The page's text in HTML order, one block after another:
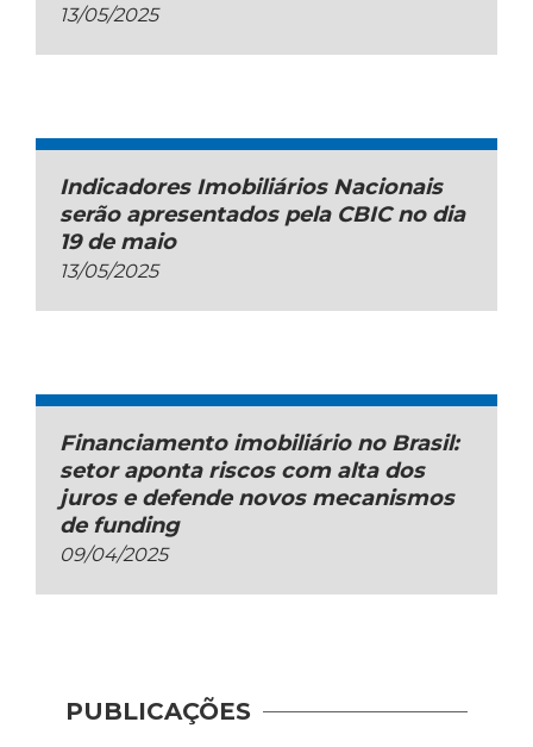
13/05/2025
Indicadores Imobiliários Nacionais
serão apresentados pela CBIC no dia
19 de maio
13/05/2025
Financiamento imobiliário no Brasil:
setor aponta riscos com alta dos
juros e defende novos mecanismos
de funding
09/04/2025
PUBLICAÇÕES